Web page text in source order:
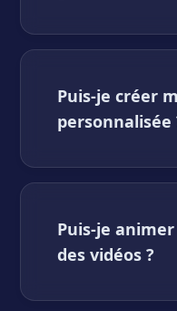
Puis-je créer
personnalisée
Puis-je
des vidéos ?